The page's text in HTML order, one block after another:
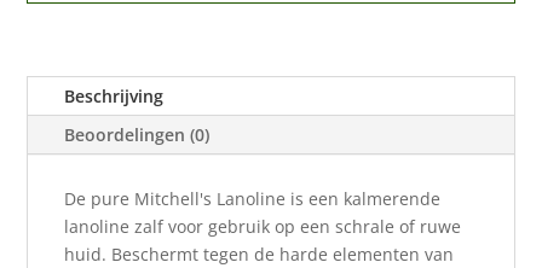
Beschrijving
Beoordelingen (0)
De pure Mitchell's Lanoline is een kalmerende
lanoline zalf voor gebruik op een schrale of ruwe
huid. Beschermt tegen de harde elementen van